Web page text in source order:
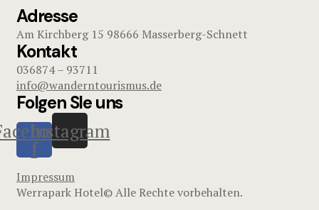
Adresse
Am Kirchberg 15 98666 Masserberg-Schnett
Kontakt
036874 – 93711
info@wanderntourismus.de
Folgen SIe uns
f
Instagram
Impressum
Werrapark Hotel© Alle Rechte vorbehalten.